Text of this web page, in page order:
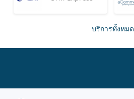
บริการทั้งหมด